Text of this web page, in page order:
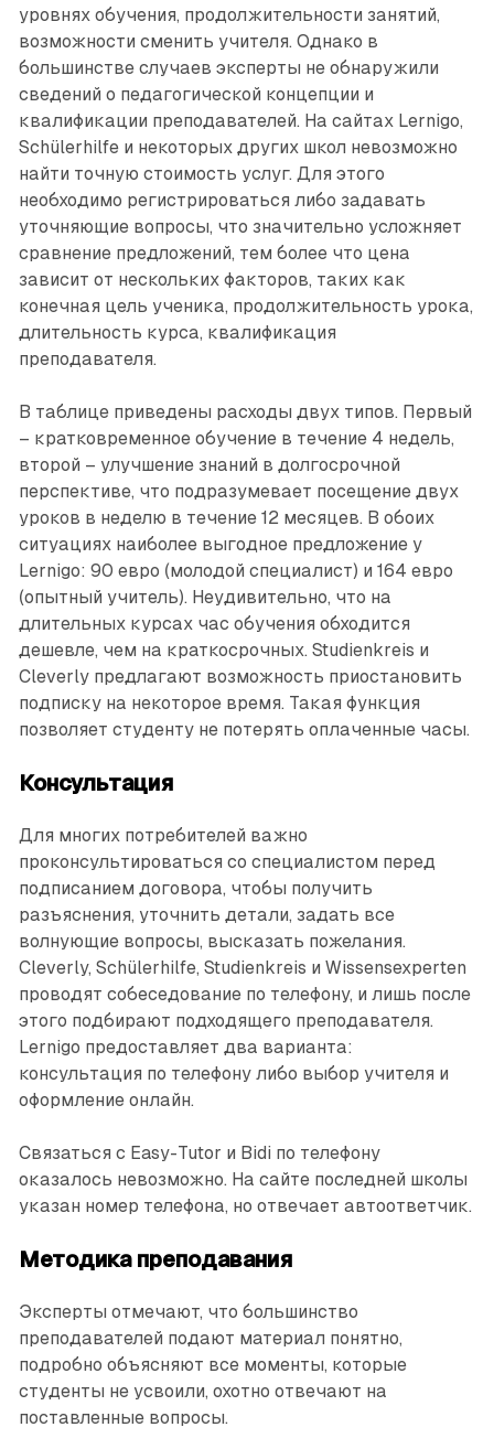
уровнях обучения, продолжительности занятий,
возможности сменить учителя. Однако в
большинстве случаев эксперты не обнаружили
сведений о педагогической концепции и
квалификации преподавателей. На сайтах Lernigo,
Schülerhilfe и некоторых других школ невозможно
найти точную стоимость услуг. Для этого
необходимо регистрироваться либо задавать
уточняющие вопросы, что значительно усложняет
сравнение предложений, тем более что цена
зависит от нескольких факторов, таких как
конечная цель ученика, продолжительность урока,
длительность курса, квалификация
преподавателя.
В таблице приведены расходы двух типов. Первый
– кратковременное обучение в течение 4 недель,
второй – улучшение знаний в долгосрочной
перспективе, что подразумевает посещение двух
уроков в неделю в течение 12 месяцев. В обоих
ситуациях наиболее выгодное предложение у
Lernigo: 90 евро (молодой специалист) и 164 евро
(опытный учитель). Неудивительно, что на
длительных курсах час обучения обходится
дешевле, чем на краткосрочных. Studienkreis и
Cleverly предлагают возможность приостановить
подписку на некоторое время. Такая функция
позволяет студенту не потерять оплаченные часы.
Консультация
Для многих потребителей важно
проконсультироваться со специалистом перед
подписанием договора, чтобы получить
разъяснения, уточнить детали, задать все
волнующие вопросы, высказать пожелания.
Cleverly, Schülerhilfe, Studienkreis и Wissensexperten
проводят собеседование по телефону, и лишь после
этого подбирают подходящего преподавателя.
Lernigo предоставляет два варианта:
консультация по телефону либо выбор учителя и
оформление онлайн.
Связаться с Easy-Tutor и Bidi по телефону
оказалось невозможно. На сайте последней школы
указан номер телефона, но отвечает автоответчик.
Методика преподавания
Эксперты отмечают, что большинство
преподавателей подают материал понятно,
подробно объясняют все моменты, которые
студенты не усвоили, охотно отвечают на
поставленные вопросы.